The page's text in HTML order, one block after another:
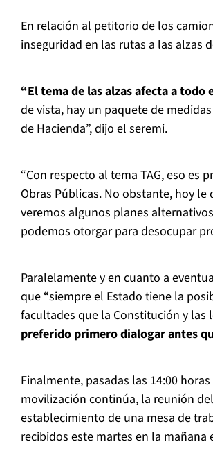
En relación al petitorio de los
inseguridad en las rutas a las alzas
“El tema de las alzas afecta a
de vista, hay un paquete de
de Hacienda”, dijo el seremi.
“Con respecto al tema TAG, eso
Obras Públicas. No obstante, hoy
veremos algunos planes
podemos otorgar para desocupar
Paralelamente y en cuanto a
que “siempre el Estado tiene la
facultades que la Constitución y las
preferido primero dialogar antes
Finalmente, pasadas las 14:00 horas
movilización continúa, la reunión
establecimiento de una mesa de
recibidos este martes en la mañana